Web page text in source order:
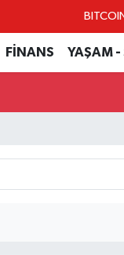
FİNANS YAŞAM -